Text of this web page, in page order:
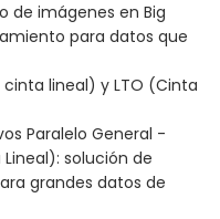
de imágenes en Big
para datos que
cinta lineal) y LTO (Cinta
Paralelo General -
solución de
grandes datos de